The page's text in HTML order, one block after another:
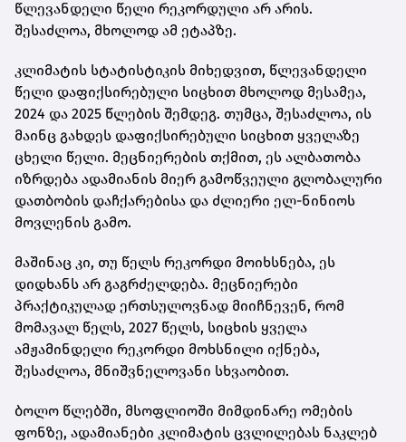
წლევანდელი წელი რეკორდული არ არის.
შესაძლოა, მხოლოდ ამ ეტაპზე.
კლიმატის სტატისტიკის მიხედვით, წლევანდელი
წელი დაფიქსირებული სიცხით მხოლოდ მესამეა,
2024 და 2025 წლების შემდეგ. თუმცა, შესაძლოა, ის
მაინც გახდეს დაფიქსირებული სიცხით ყველაზე
ცხელი წელი. მეცნიერების თქმით, ეს ალბათობა
იზრდება ადამიანის მიერ გამოწვეული გლობალური
დათბობის დაჩქარებისა და ძლიერი ელ-ნინიოს
მოვლენის გამო.
მაშინაც კი, თუ წელს რეკორდი მოიხსნება, ეს
დიდხანს არ გაგრძელდება. მეცნიერები
პრაქტიკულად ერთსულოვნად მიიჩნევენ, რომ
მომავალ წელს, 2027 წელს, სიცხის ყველა
ამჟამინდელი რეკორდი მოხსნილი იქნება,
შესაძლოა, მნიშვნელოვანი სხვაობით.
ბოლო წლებში, მსოფლიოში მიმდინარე ომების
ფონზე, ადამიანები კლიმატის ცვლილებას ნაკლებ